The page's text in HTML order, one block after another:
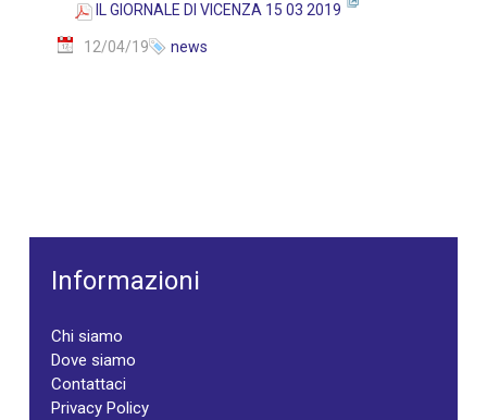
IL GIORNALE DI VICENZA 15 03 2019
12/04/19 news
Informazioni
Chi siamo
Dove siamo
Contattaci
Privacy Policy